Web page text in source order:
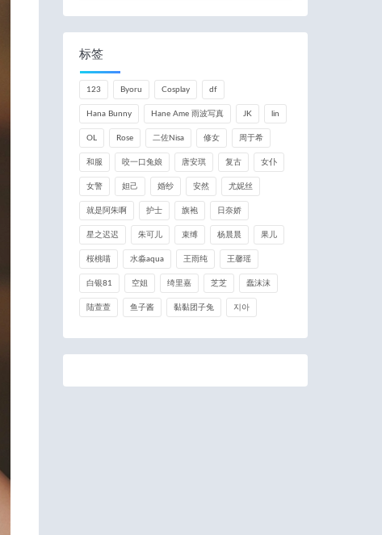
标签
123 Byoru Cosplay df
Hana Bunny Hane Ame 雨波写真 JK lin
OL Rose 二佐Nisa 修女 周于希
和服 咬一口兔娘 唐安琪 复古 女仆
女警 妲己 婚纱 安然 尤妮丝
就是阿朱啊 护士 旗袍 日奈娇
星之迟迟 朱可儿 束缚 杨晨晨 果儿
桜桃喵 水淼aqua 王雨纯 王馨瑶
白银81 空姐 绮里嘉 芝芝 蠢沫沫
陆萱萱 鱼子酱 黏黏团子兔 지아